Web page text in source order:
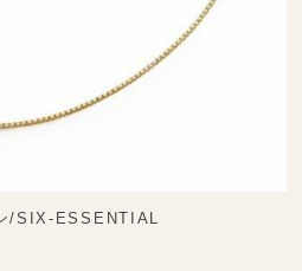
/SIX-ESSENTIAL